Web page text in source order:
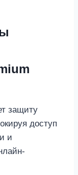
защиту
доступ
и